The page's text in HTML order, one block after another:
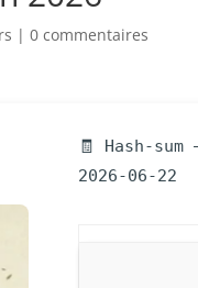
| 0 commentaires
🧾 Hash-
2026-06-22